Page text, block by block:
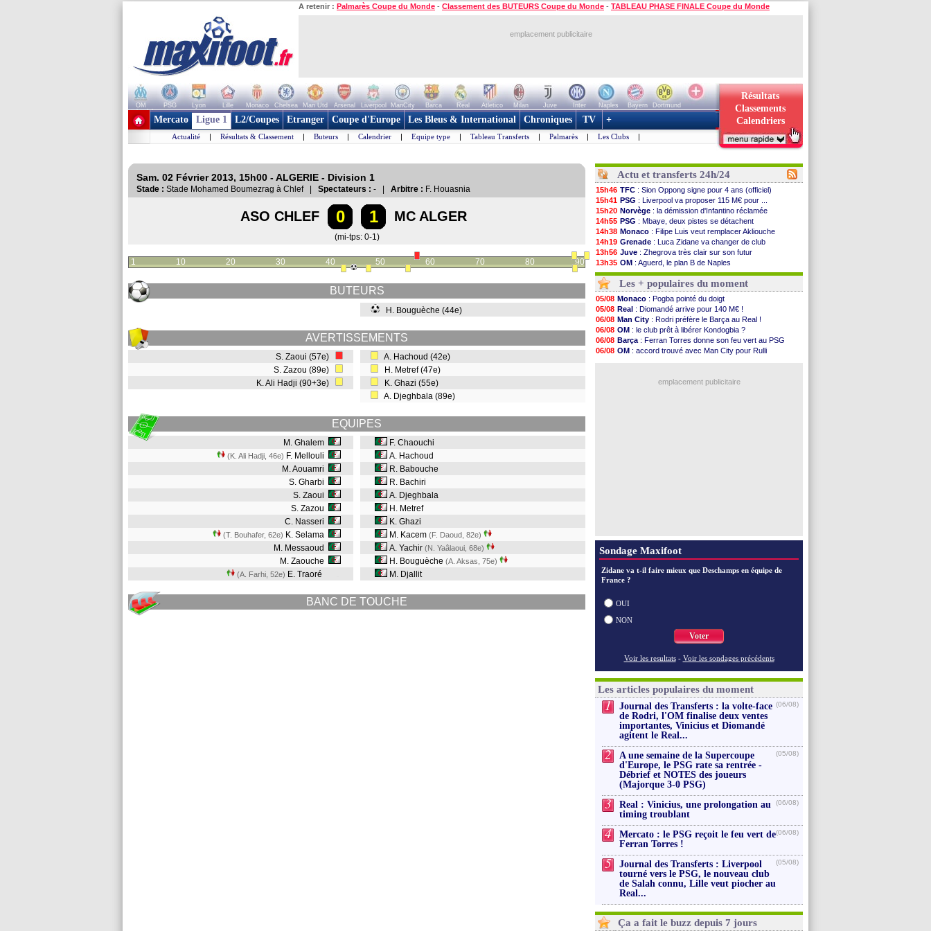
A retenir : Palmarès Coupe du Monde - Classement des BUTEURS Coupe du Monde - TABLEAU PHASE FINALE Coupe du Monde
emplacement publicitaire
OM PSG Lyon Lille Monaco Chelsea Man Utd Arsenal Liverpool ManCity Barca Real Atletico Milan Juve Inter Naples Bayern
Dortmund
+ de clubs
Résultats
Classements
Calendriers
Mercato Ligue 1 L2/Coupes Etranger Coupe d'Europe Les Bleus & International Chroniques TV +
Actualité | Résultats & Classement | Buteurs | Calendrier | Equipe type | Tableau Transferts | Palmarès | Les Clubs |
Sam. 02 Février 2013, 15h00 - ALGERIE - Division 1
Stade : Stade Mohamed Boumezrag à Chlef | Spectateurs : - | Arbitre : F. Houasnia
ASO CHLEF 0 1 MC ALGER
(mi-tps: 0-1)
1 10 20 30 40 50 60 70 80 90
BUTEURS
H. Bouguèche (44e)
AVERTISSEMENTS
S. Zaoui (57e)
S. Zazou (89e)
K. Ali Hadji (90+3e)
A. Hachoud (42e)
H. Metref (47e)
K. Ghazi (55e)
A. Djeghbala (89e)
EQUIPES
M. Ghalem
(K. Ali Hadji, 46e) F. Mellouli
M. Aouamri
S. Gharbi
S. Zaoui
S. Zazou
C. Nasseri
(T. Bouhafer, 62e) K. Selama
M. Messaoud
M. Zaouche
(A. Farhi, 52e) E. Traoré
F. Chaouchi
A. Hachoud
R. Babouche
R. Bachiri
A. Djeghbala
H. Metref
K. Ghazi
M. Kacem (F. Daoud, 82e)
A. Yachir (N. Yaâlaoui, 68e)
H. Bouguèche (A. Aksas, 75e)
M. Djallit
BANC DE TOUCHE
Actu et transferts 24h/24
15h46 TFC : Sion Oppong signe pour 4 ans (officiel)
15h41 PSG : Liverpool va proposer 115 M€ pour ...
15h20 Norvège : la démission d'Infantino réclamée
14h55 PSG : Mbaye, deux pistes se détachent
14h38 Monaco : Filipe Luis veut remplacer Akliouche
14h19 Grenade : Luca Zidane va changer de club
13h56 Juve : Zhegrova très clair sur son futur
13h35 OM : Aguerd, le plan B de Naples
13h12 Arsenal: Guimarães a signé son contrat
12h48
Nantes: direction Chypre pour Duverne
12h25 Monaco: le remplaçant d'Akliouche en ...
12h06
Man Utd : Bayindir signe au Celta (officiel)
11h53
Man City: Enzo Fernandez pour l'après-Rodri ?
11h31
Naples: l'option Monaco pour Lukaku !
11h10
OM : Lucas Perri a été approché
10h52
PSG: le coach de l'Ajax insiste pour Godts
10h33
PSG: une 2e offre en préparation pour Godts
: Filipe Luis aimerait garder Balogun
Les + populaires du moment
05/08 Monaco : Pogba pointé du doigt
05/08 Real : Diomandé arrive pour 140 M€ !
06/08 Man City : Rodri préfère le Barça au Real !
06/08 OM : le club prêt à libérer Kondogbia ?
06/08 Barça : Ferran Torres donne son feu vert au PSG
06/08 OM : accord trouvé avec Man City pour Rulli
emplacement publicitaire
Sondage Maxifoot
Zidane va t-il faire mieux que Deschamps en équipe de
France ?
OUI
NON
Voter
Voir les resultats - Voir les sondages précédents
Les articles populaires du moment
1
Journal des Transferts : la volte-face
de Rodri, l'OM finalise deux ventes
importantes, Vinicius et Diomandé
agitent le Real...
(06/08)
2
A une semaine de la Supercoupe
d'Europe, le PSG rate sa rentrée -
Débrief et NOTES des joueurs
(Majorque 3-0 PSG)
(05/08)
3
Real : Vinicius, une prolongation au
timing troublant
(06/08)
4
Mercato : le PSG reçoit le feu vert de
Ferran Torres !
(06/08)
5
Journal des Transferts : Liverpool
tourné vers le PSG, le nouveau club
de Salah connu, Lille veut piocher au
Real...
(05/08)
Ça a fait le buzz depuis 7 jours